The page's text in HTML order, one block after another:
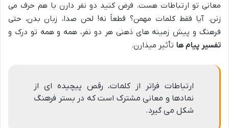
معانی تو ارتباطات هست. فرض کنید دو نفر دارن با هم حرف می
زنن. آیا فقط کلمات مهمن؟ قطعاً نه! لحن صدا، زبان بدن، حتی
فرهنگ و پیش زمینه های ذهنی هر دو نفر، همه و همه تو درک و
تفسیر پیام ها تأثیر میذارن.
ارتباطات فراتر از کلمات، رقص پیچیده ای از
نمادها و معانی مشترک است که در بستر فرهنگ
شکل می گیرد.